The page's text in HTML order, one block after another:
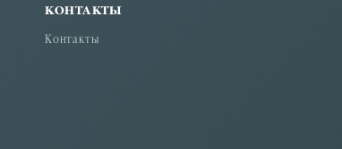
КОНТАКТЫ
Контакты